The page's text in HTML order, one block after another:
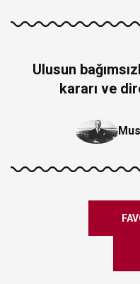
Ulusun
kararı ve